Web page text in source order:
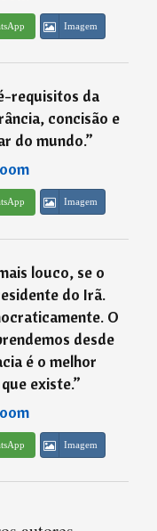
Imagem
requisitos da
concisão e
do mundo.”
Imagem
louco, se o
do Irã.
O
desde
é o melhor
existe.”
Imagem